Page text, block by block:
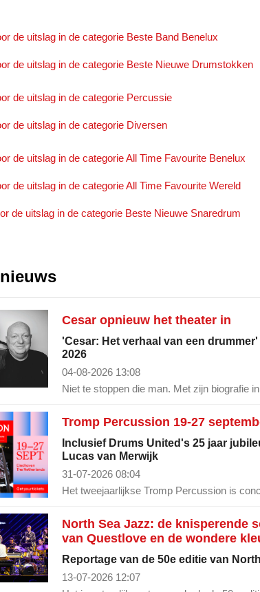
de uitslag in de categorie Beste Band Benelux
de uitslag in de categorie Beste Nieuwe Drumstokken
de uitslag in de categorie Percussie
de uitslag in de categorie Diversen
de uitslag in de categorie All Time Favourite Benelux
de uitslag in de categorie All Time Favourite Wereld
de uitslag in de categorie Beste Nieuwe Snaredrum
Cesar opnieuw het theater in
'Cesar: Het verhaal van een
2026
04-08-2026 13:08
Niet te stoppen die man. Met zijn biografie
Tromp Percussion 19-27
Inclusief Drums United's 25 jaar
Lucas van Merwijk
31-07-2026 08:04
Het tweejaarlijkse Tromp Percussion is
North Sea Jazz: de knisperende
van Questlove en de wondere
Reportage van de 50e editie van
13-07-2026 12:07